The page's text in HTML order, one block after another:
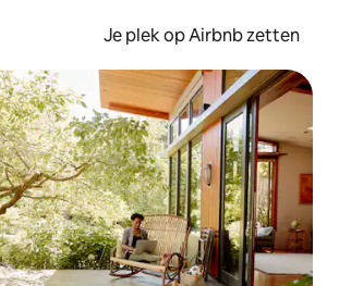
Je plek op Airbnb zetten